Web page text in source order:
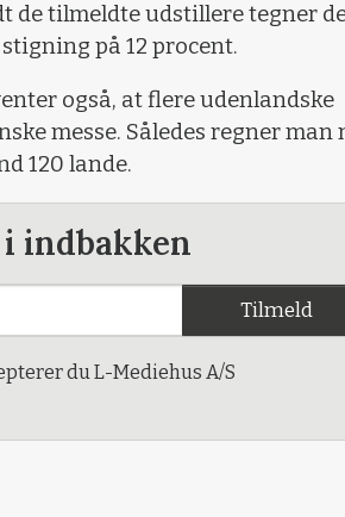
de tilmeldte udstillere tegner
på 12 procent.
også, at flere udenlandske
messe. Således regner man
120 lande.
indbakken
Tilmeld
du L-Mediehus A/S